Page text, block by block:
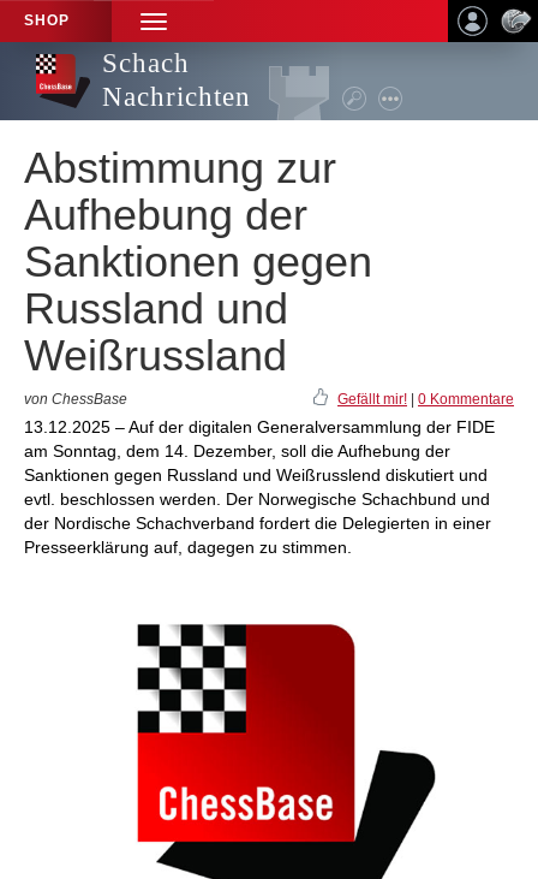
SHOP
TOGGLE
NAVIGATION
Schach
Nachrichten
Abstimmung zur
Aufhebung der
Sanktionen gegen
Russland und
Weißrussland
von ChessBase Gefällt mir! 0 Kommentare
13.12.2025 – Auf der digitalen Generalversammlung der FIDE
am Sonntag, dem 14. Dezember, soll die Aufhebung der
Sanktionen gegen Russland und Weißrusslend diskutiert und
evtl. beschlossen werden. Der Norwegische Schachbund und
der Nordische Schachverband fordert die Delegierten in einer
Presseerklärung auf, dagegen zu stimmen.